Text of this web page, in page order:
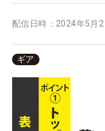
配信日時： 2024年5月
ギア